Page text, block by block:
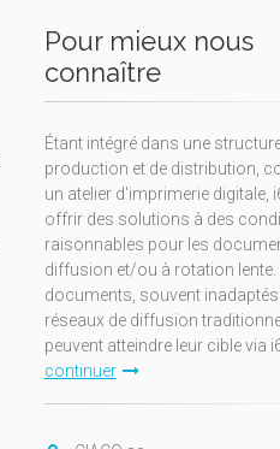
Pour mieux nous
connaître
Étant intégré dans une
production et de distribution,
un atelier d'imprimerie digitale,
offrir des solutions à des
raisonnables pour les
diffusion et/ou à rotation lente.
documents, souvent
réseaux de diffusion
peuvent atteindre leur cible via
continuer